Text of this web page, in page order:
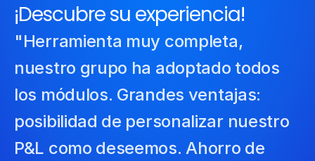
¡Descubre su experiencia!
"Herramienta muy completa,
nuestro grupo ha adoptado todos
los módulos. Grandes ventajas:
posibilidad de personalizar nuestro
P&L como deseemos. Ahorro de